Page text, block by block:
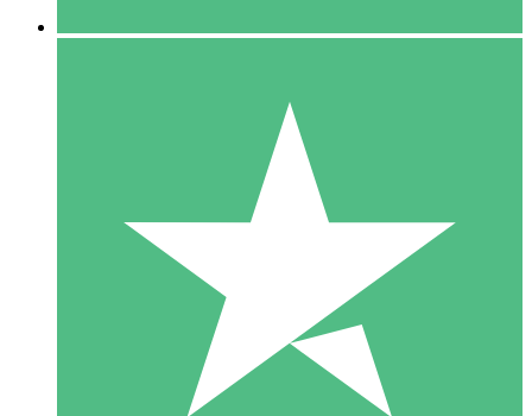
10 Téléchargements
20 00